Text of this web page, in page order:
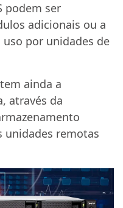
podem ser
adicionais ou a
por unidades de
ainda a
através da
unidades remotas